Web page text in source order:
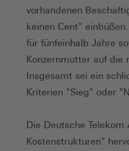
vorhandenen
keinen Cent"
für fünfeinhalb Jahre
Konzernmutter auf die
Insgesamt sei ein
Kriterien "Sieg" oder
Die Deutsche
Kostenstrukturen"